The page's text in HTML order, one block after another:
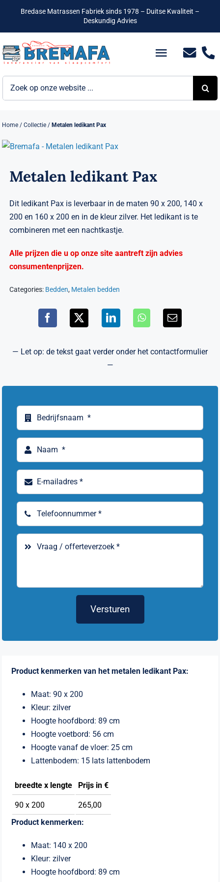
inhoud
Bredase Matrassen Fabriek sinds 1978 – Duitse Kwaliteit –
Deskundig Advies
Toggle
Bedden
Verwante artikelen
Brandvertragend
Home /Collectie /Metalen ledikant Pax
Metalen ledikant Pax
Dit ledikant Pax is leverbaar in de maten 90 x 200, 140 x
200 en 160 x 200 en in de kleur zilver. Het ledikant is te
combineren met een nachtkastje.
Alle prijzen die u op onze site aantreft zijn advies
consumentenprijzen.
Categories: Bedden, Metalen bedden
— Let op: de tekst gaat verder onder het contactformulier
—
Versturen
Product kenmerken van het metalen ledikant Pax:
Maat: 90 x 200
Kleur: zilver
Hoogte hoofdbord: 89 cm
Hoogte voetbord: 56 cm
Hoogte vanaf de vloer: 25 cm
Lattenbodem: 15 lats lattenbodem
breedte x lengte Prijs in €
90 x 200
265,00
Product kenmerken:
Maat: 140 x 200
Kleur: zilver
Hoogte hoofdbord: 89 cm